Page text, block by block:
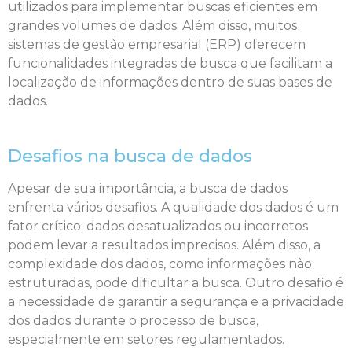
utilizados para implementar buscas eficientes em
grandes volumes de dados. Além disso, muitos
sistemas de gestão empresarial (ERP) oferecem
funcionalidades integradas de busca que facilitam a
localização de informações dentro de suas bases de
dados.
Desafios na busca de dados
Apesar de sua importância, a busca de dados
enfrenta vários desafios. A qualidade dos dados é um
fator crítico; dados desatualizados ou incorretos
podem levar a resultados imprecisos. Além disso, a
complexidade dos dados, como informações não
estruturadas, pode dificultar a busca. Outro desafio é
a necessidade de garantir a segurança e a privacidade
dos dados durante o processo de busca,
especialmente em setores regulamentados.